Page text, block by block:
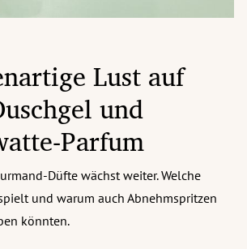
Lust auf
und
Parfum
Düfte wächst weiter. Welche
und warum auch Abnehmspritzen
könnten.